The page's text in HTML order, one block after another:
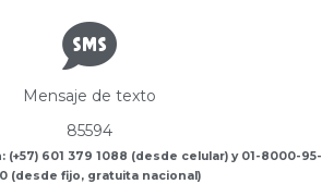
Mensaje de texto
85594
601 379 1088 (desde celular) y 01-8000-95-
(desde fijo, gratuita nacional)